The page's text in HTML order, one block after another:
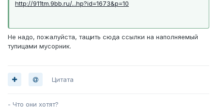
http://911tm.9bb.ru/...hp?id=1673&p=10
Не надо, пожалуйста, тащить сюда ссылки на наполняемый
тупицами мусорник.
Цитата
- Что они хотят?